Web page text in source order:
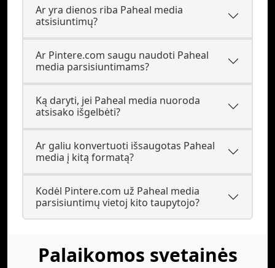
Ar yra dienos riba Paheal media
atsisiuntimų?
Ar Pintere.com saugu naudoti Paheal
media parsisiuntimams?
Ką daryti, jei Paheal media nuoroda
atsisako išgelbėti?
Ar galiu konvertuoti išsaugotas Paheal
media į kitą formatą?
Kodėl Pintere.com už Paheal media
parsisiuntimų vietoj kito taupytojo?
Palaikomos svetainės